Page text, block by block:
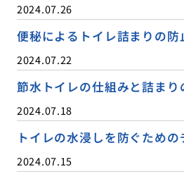
2024.07.26
便秘によるトイレ詰まりの防
2024.07.22
節水トイレの仕組みと詰まり
2024.07.18
トイレの水浸しを防ぐため
2024.07.15